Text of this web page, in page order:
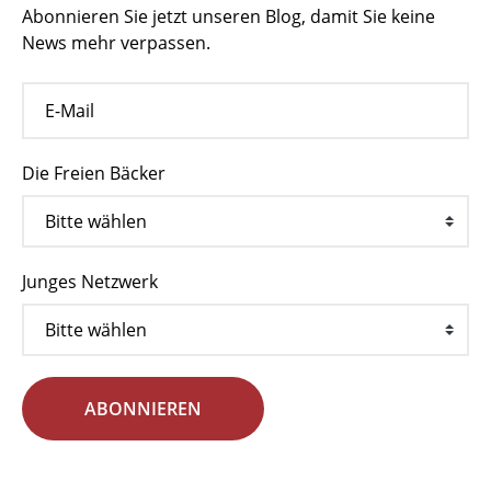
Abonnieren Sie jetzt unseren Blog, damit Sie keine
News mehr verpassen.
Die Freien Bäcker
Junges Netzwerk
ABONNIEREN